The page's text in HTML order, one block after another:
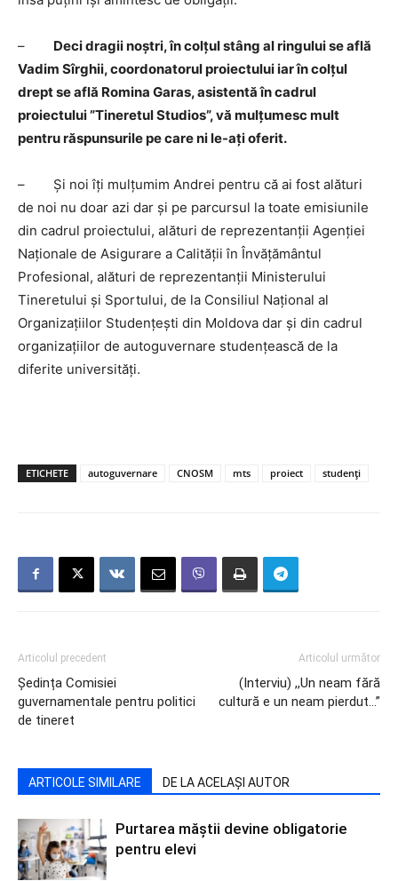
– Deci dragii noștri, în colțul stâng al ringului se află
Vadim Sîrghii, coordonatorul proiectului iar în colțul
drept se află Romina Garas, asistentă în cadrul
proiectului ”Tineretul Studios”, vă mulțumesc mult
pentru răspunsurile pe care ni le-ați oferit.
– Și noi îți mulțumim Andrei pentru că ai fost alături
de noi nu doar azi dar și pe parcursul la toate emisiunile
din cadrul proiectului, alături de reprezentanții Agenției
Naționale de Asigurare a Calității în Învățământul
Profesional, alături de reprezentanții Ministerului
Tineretului și Sportului, de la Consiliul Național al
Organizațiilor Studențești din Moldova dar și din cadrul
organizațiilor de autoguvernare studențească de la
diferite universități.
ETICHETE autoguvernare CNOSM mts proiect studenți
Articolul precedent
Ședința Comisiei
guvernamentale pentru politici
de tineret
Articolul următor
(Interviu) ,,Un neam fără
cultură e un neam pierdut…”
ARTICOLE SIMILARE DE LA ACELAȘI AUTOR
Purtarea măștii devine obligatorie
pentru elevi